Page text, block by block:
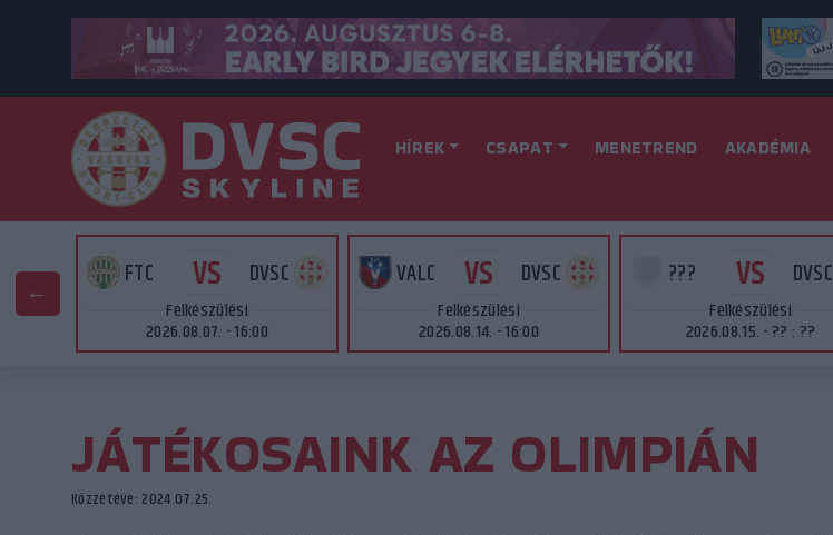
HÍREK CSAPAT MENETREND AKADÉMIA
FTC VS DVSC
Felkészülési
2026.08.07. - 16:00
VALC VS DVSC
Felkészülési
2026.08.14. - 16:00
??? VS DVSC
Felkészülési
2026.08.15. - ?? : ??
JÁTÉKOSAINK AZ OLIMPIÁN
Közzétéve: 2024.07.25.